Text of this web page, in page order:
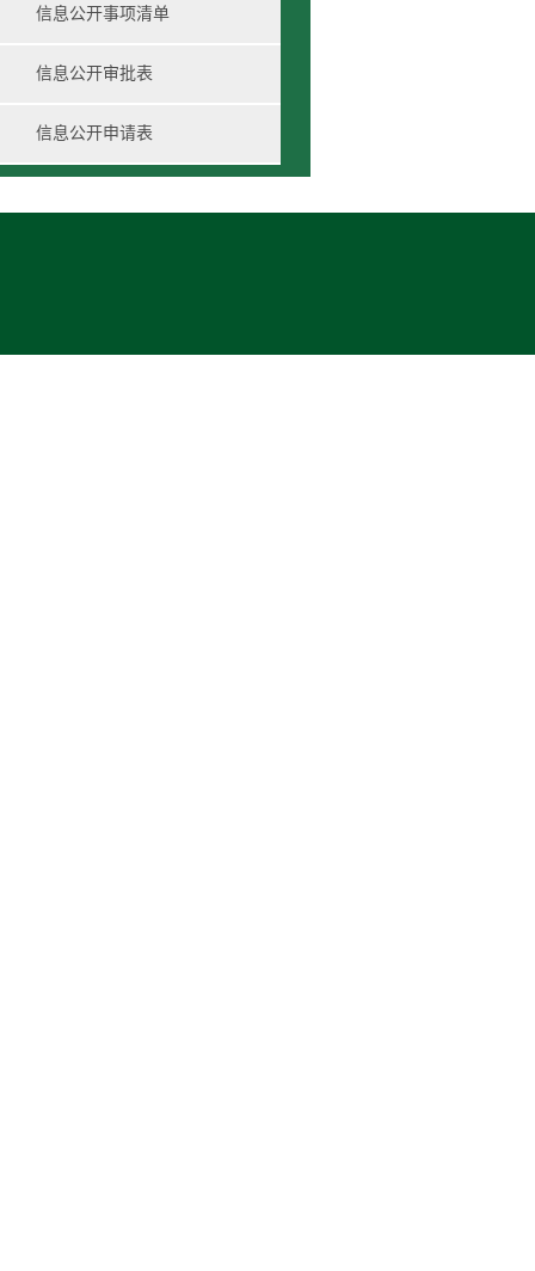
信息公开事项清单
信息公开审批表
信息公开申请表